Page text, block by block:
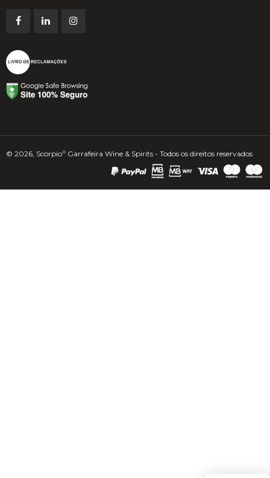
© 2026, Scorpio® Garrafeira Wine & Spirits - Todos os direitos reservados